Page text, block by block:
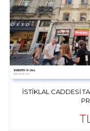
İSTIKLAL CADDESI